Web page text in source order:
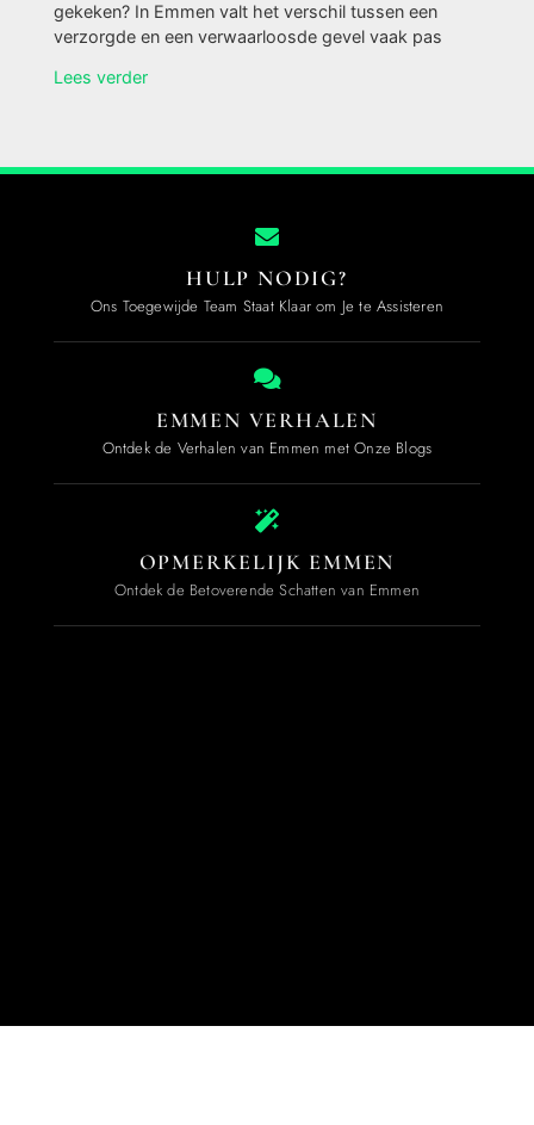
gekeken? In Emmen valt het verschil tussen een
verzorgde en een verwaarloosde gevel vaak pas
Lees verder
HULP NODIG?
Ons Toegewijde Team Staat Klaar om Je te Assisteren
EMMEN VERHALEN
Ontdek de Verhalen van Emmen met Onze Blogs
OPMERKELIJK EMMEN
Ontdek de Betoverende Schatten van Emmen